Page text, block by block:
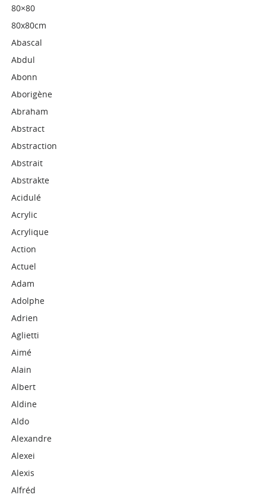
80×80
80x80cm
Abascal
Abdul
Abonn
Aborigène
Abraham
Abstract
Abstraction
Abstrait
Abstrakte
Acidulé
Acrylic
Acrylique
Action
Actuel
Adam
Adolphe
Adrien
Aglietti
Aimé
Alain
Albert
Aldine
Aldo
Alexandre
Alexei
Alexis
Alfréd